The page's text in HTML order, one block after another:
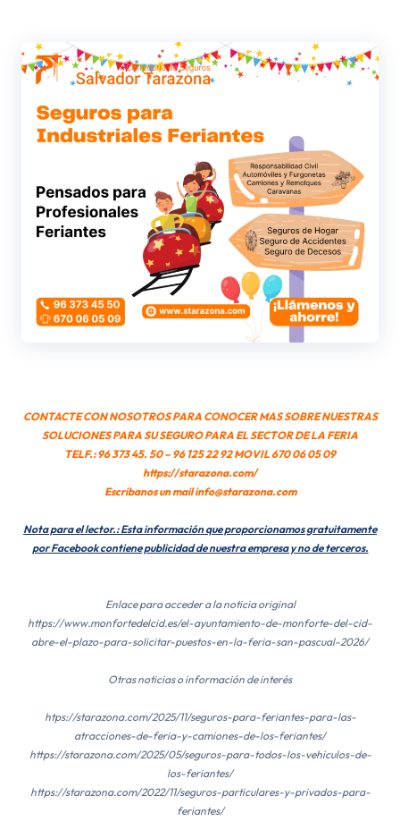
CONTACTE CON NOSOTROS PARA CONOCER MAS SOBRE NUESTRAS
SOLUCIONES PARA SU SEGURO PARA EL SECTOR DE LA FERIA
TELF.: 96 373 45. 50 – 96 125 22 92 MOVIL 670 06 05 09
https://starazona.com/
Escribanos un mail info@starazona.com
Nota para el lector.: Esta información que proporcionamos gratuitamente
por Facebook contiene publicidad de nuestra empresa y no de terceros.
Enlace para acceder a la noticia original
https://www.monfortedelcid.es/el-ayuntamiento-de-monforte-del-cid-
abre-el-plazo-para-solicitar-puestos-en-la-feria-san-pascual-2026/
Otras noticias o información de interés
htps://starazona.com/2025/11/seguros-para-feriantes-para-las-
atracciones-de-feria-y-camiones-de-los-feriantes/
https://starazona.com/2025/05/seguros-para-todos-los-vehiculos-de-
los-feriantes/
https://starazona.com/2022/11/seguros-particulares-y-privados-para-
feriantes/